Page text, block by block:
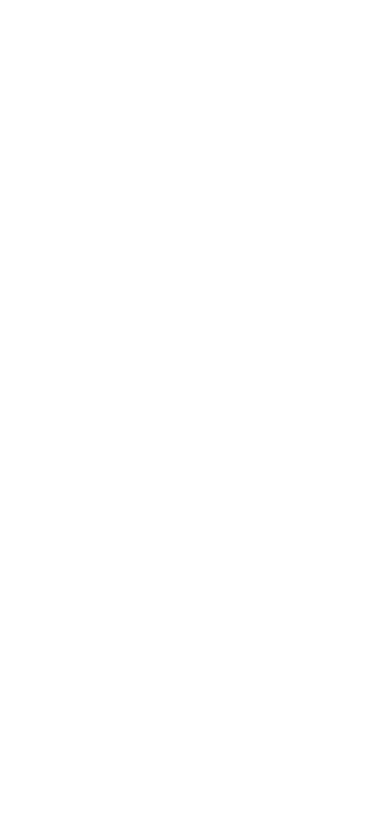
DB DB 2/4
*TICKFORD BODY *